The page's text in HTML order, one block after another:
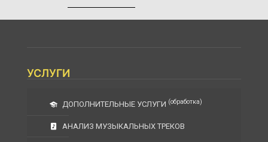
УСЛУГИ
ДОПОЛНИТЕЛЬНЫЕ УСЛУГИ (обработка)
АНАЛИЗ МУЗЫКАЛЬНЫХ ТРЕКОВ